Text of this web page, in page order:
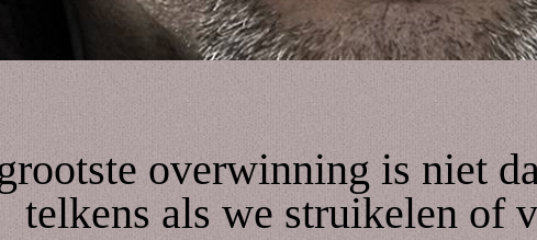
overwinning is niet
telkens als we struikelen of